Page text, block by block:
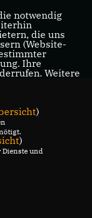
MEDIA GMBH & CO. KG
notwendig
die uns
(Website-
Ihre
Weitere
)
)
und